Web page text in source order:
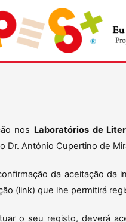
nos Laboratórios de
Dr. António Cupertino de
da aceitação da
(link) que lhe permitirá
o seu registo, deverá